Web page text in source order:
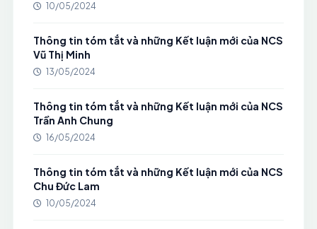
10/05/2024
Thông tin tóm tắt và những Kết luận mới của NCS
Vũ Thị Minh
13/05/2024
Thông tin tóm tắt và những Kết luận mới của NCS
Trần Anh Chung
16/05/2024
Thông tin tóm tắt và những Kết luận mới của NCS
Chu Đức Lam
10/05/2024